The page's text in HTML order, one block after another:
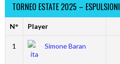
TORNEO ESTATE 2025 – ESPULSIONI
N° Player
1 Simone Baran